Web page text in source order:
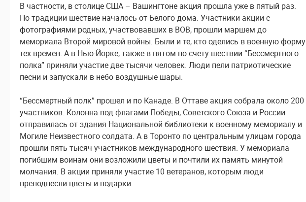
В частности, в столице США – Вашингтоне акция прошла уже в пятый раз.
По традиции шествие началось от Белого дома. Участники акции с
фотографиями родных, участвовавших в ВОВ, прошли маршем до
мемориала Второй мировой войны. Были и те, кто оделись в военную форму
тех времен. А в Нью-Йорке, также в пятом по счету шествии “Бессмертного
полка” приняли участие две тысячи человек. Люди пели патриотические
песни и запускали в небо воздушные шары.
“Бессмертный полк” прошел и по Канаде. В Оттаве акция собрала около 200
участников. Колонна под флагами Победы, Советского Союза и России
отправилась от здания Национальной библиотеки к военному мемориалу и
Могиле Неизвестного солдата. А в Торонто по центральным улицам города
прошли пять тысяч участников международного шествия. У мемориала
погибшим воинам они возложили цветы и почтили их память минутой
молчания. В акции приняли участие 10 ветеранов, которым люди
преподнесли цветы и подарки.